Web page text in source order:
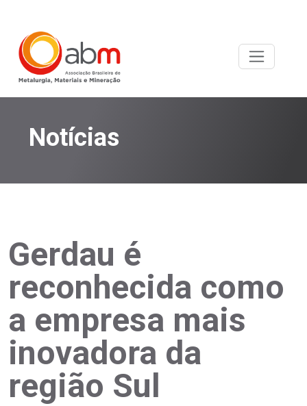
Notícias
Gerdau é
reconhecida como
a empresa mais
inovadora da
região Sul